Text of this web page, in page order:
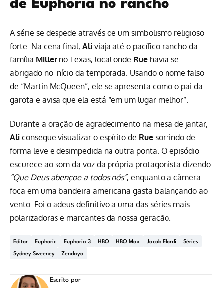
de Euphoria no rancho
A série se despede através de um simbolismo religioso
forte. Na cena final, Ali viaja até o pacífico rancho da
família Miller no Texas, local onde Rue havia se
abrigado no início da temporada. Usando o nome falso
de “Martin McQueen”, ele se apresenta como o pai da
garota e avisa que ela está “em um lugar melhor”.
Durante a oração de agradecimento na mesa de jantar,
Ali consegue visualizar o espírito de Rue sorrindo de
forma leve e desimpedida na outra ponta. O episódio
escurece ao som da voz da própria protagonista dizendo
“Que Deus abençoe a todos nós”, enquanto a câmera
foca em uma bandeira americana gasta balançando ao
vento. Foi o adeus definitivo a uma das séries mais
polarizadoras e marcantes da nossa geração.
Editor Euphoria Euphoria 3 HBO HBO Max Jacob Elordi Séries
Sydney Sweeney Zendaya
Escrito por